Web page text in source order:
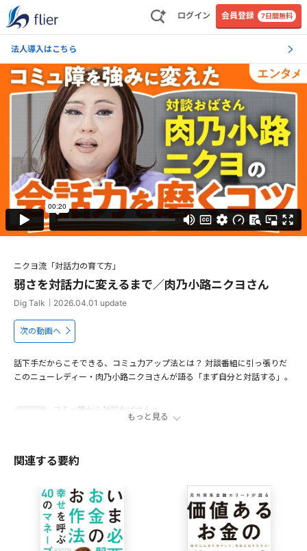
ログイン 会員登録 7日間無料
法人導入はこちら
ニクヨ流「対話力の育て方」
弱さを対話力に変えるまで／肉乃小路ニクヨさん
Dig Talk 2026.04.01 update
次の動画へ
話下手だからこそできる、コミュ力アップ法とは？ 対談番組に引っ張りだ
このニューレディー・肉乃小路ニクヨさんが語る「まず自分と対話する」。
コミュ障から対談おばさんへ
13:28 ニクヨ式会話術基本テクニック
自分との対話でトレーニング
出演者
肉乃小路ニクヨ
もっと見る
関連する要約